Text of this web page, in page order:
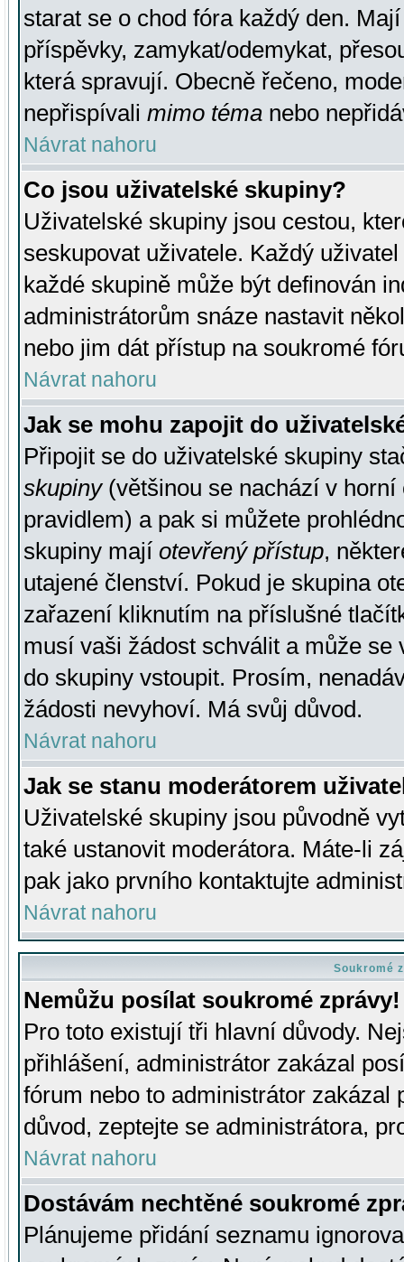
starat se o chod fóra každý den.
příspěvky, zamykat/odemykat,
která spravují. Obecně řečeno,
nepřispívali mimo téma nebo
Návrat nahoru
Co jsou uživatelské skupiny?
Uživatelské skupiny jsou cestou,
seskupovat uživatele. Každý
každé skupině může být definován
administrátorům snáze nastavit
nebo jim dát přístup na soukromé
Návrat nahoru
Jak se mohu zapojit do
Připojit se do uživatelské skupiny
skupiny(většinou se nachází v horní
pravidlem) a pak si můžete
skupiny mají otevřený přístup,
utajené členství. Pokud je skupina
zařazení kliknutím na příslušné
musí vaši žádost schválit a může se
do skupiny vstoupit. Prosím,
žádosti nevyhoví. Má svůj důvod.
Návrat nahoru
Jak se stanu moderátorem
Uživatelské skupiny jsou původně
také ustanovit moderátora. Máte-li
pak jako prvního kontaktujte
Návrat nahoru
Soukromé
Nemůžu posílat soukromé zprávy!
Pro toto existují tři hlavní důvody.
přihlášení, administrátor zakázal
fórum nebo to administrátor zakázal
důvod, zeptejte se administrátora,
Návrat nahoru
Dostávám nechtěné soukromé
Plánujeme přidání seznamu